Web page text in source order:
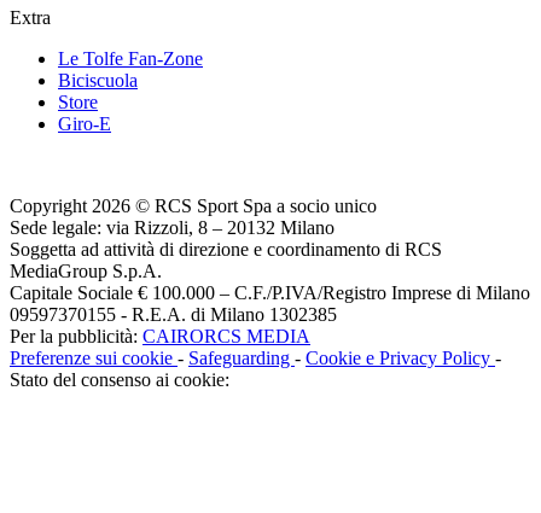
Extra
Le Tolfe Fan-Zone
Biciscuola
Store
Giro-E
Copyright 2026 © RCS Sport Spa a socio unico
Sede legale: via Rizzoli, 8 – 20132 Milano
Soggetta ad attività di direzione e coordinamento di RCS
MediaGroup S.p.A.
Capitale Sociale € 100.000 – C.F./P.IVA/Registro Imprese di Milano
09597370155 - R.E.A. di Milano 1302385
Per la pubblicità: CAIRORCS MEDIA
Preferenze sui cookie - Safeguarding - Cookie e Privacy Policy -
Stato del consenso ai cookie: